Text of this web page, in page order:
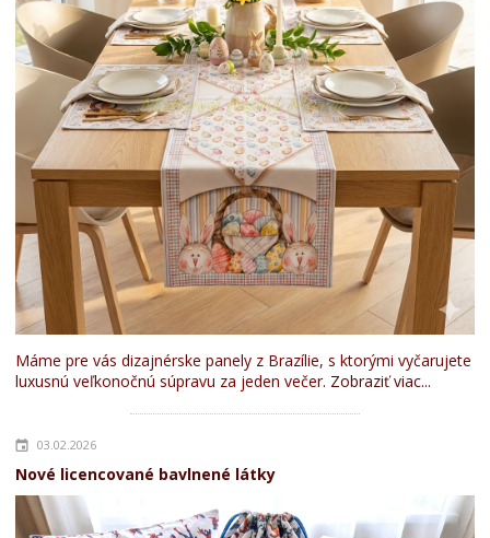
Máme pre vás dizajnérske panely z Brazílie, s ktorými vyčarujete
luxusnú veľkonočnú súpravu za jeden večer. Zobraziť viac...
03.02.2026
Nové licencované bavlnené látky